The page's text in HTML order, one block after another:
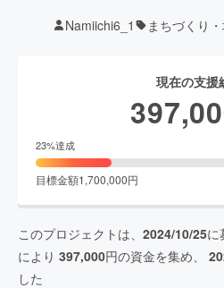
Namiichi6_1 まちづくり
現在の支援
23%達成
目標金額1,700,000円
このプロジェクトは、 2024/10/25に
により 397,000円の資金を集め、
した